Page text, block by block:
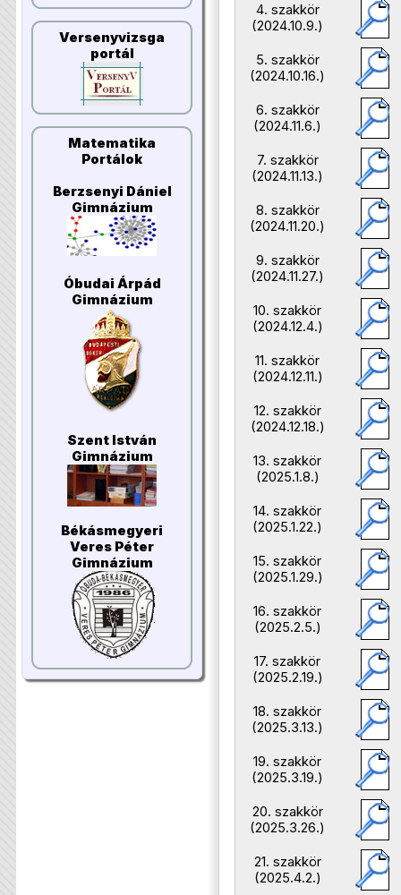
Versenyvizsga
portál
Matematika
Portálok
Berzsenyi Dániel
Gimnázium
Óbudai Árpád
Gimnázium
Szent István
Gimnázium
Békásmegyeri
Veres Péter
Gimnázium
4. szakkör
(2024.10.9.)
5. szakkör
(2024.10.16.)
6. szakkör
(2024.11.6.)
7. szakkör
(2024.11.13.)
8. szakkör
(2024.11.20.)
9. szakkör
(2024.11.27.)
10. szakkör
(2024.12.4.)
11. szakkör
(2024.12.11.)
12. szakkör
(2024.12.18.)
13. szakkör
(2025.1.8.)
14. szakkör
(2025.1.22.)
15. szakkör
(2025.1.29.)
16. szakkör
(2025.2.5.)
17. szakkör
(2025.2.19.)
18. szakkör
(2025.3.13.)
19. szakkör
(2025.3.19.)
20. szakkör
(2025.3.26.)
21. szakkör
(2025.4.2.)